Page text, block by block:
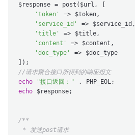
$response = post($url, [
'token'
=> $token,
'service_id'
=> $service_id,
'title'
=> $title,
'content'
=> $content,
'doc_type'
=> $doc_type
//请求聚合接口所得到的响应报文
echo
"接口返回："
echo $response;
/**
* 发送post请求